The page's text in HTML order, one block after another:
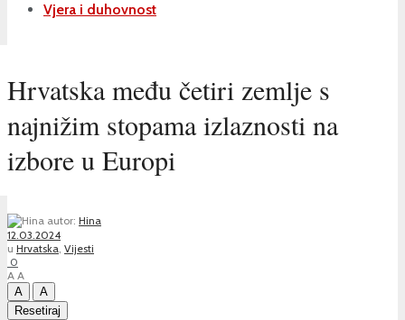
Vjera i duhovnost
Hrvatska među četiri zemlje s
najnižim stopama izlaznosti na
izbore u Europi
autor: Hina
12.03.2024
u Hrvatska, Vijesti
0
A A
A
A
Resetiraj